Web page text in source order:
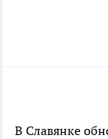
В Славянке